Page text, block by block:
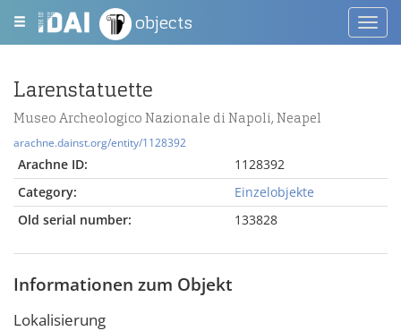
objects
Larenstatuette
Museo Archeologico Nazionale di Napoli, Neapel
arachne.dainst.org/entity/1128392
Arachne ID:
1128392
Category:
Einzelobjekte
Old serial number:
133828
Informationen zum Objekt
Lokalisierung